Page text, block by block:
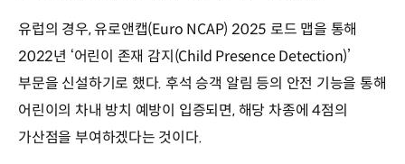
유럽의 경우, 유로앤캡(Euro NCAP) 2025 로드 맵을 통해
2022년 ‘어린이 존재 감지(Child Presence Detection)’
부문을 신설하기로 했다. 후석 승객 알림 등의 안전 기능을 통해
어린이의 차내 방치 예방이 입증되면, 해당 차종에 4점의
가산점을 부여하겠다는 것이다.